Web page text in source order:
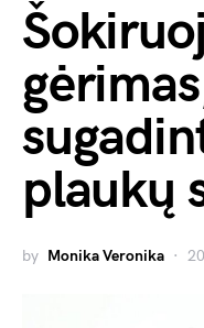
plaukų
by Monika Veronika